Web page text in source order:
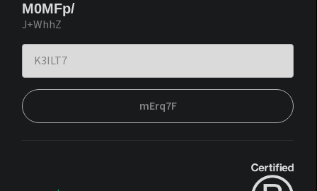
M0MFp/
J+WhhZ
mErq7F